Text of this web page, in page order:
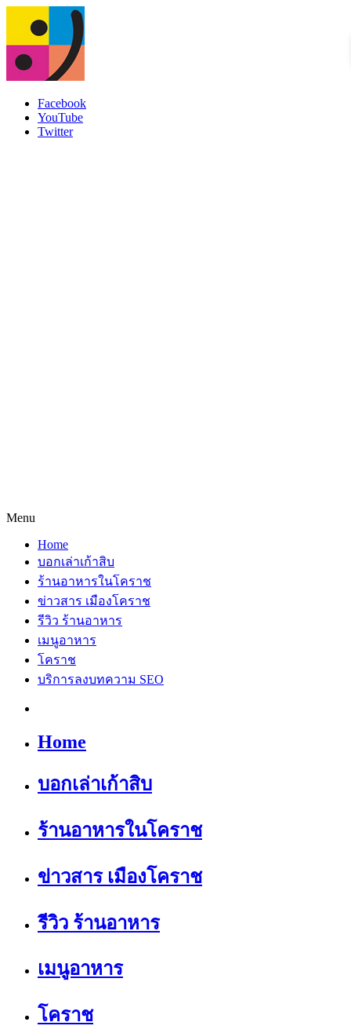
Facebook
YouTube
Twitter
Menu
Home
บอกเล่าเก้าสิบ
ร้านอาหารในโคราช
ข่าวสาร เมืองโคราช
รีวิว ร้านอาหาร
เมนูอาหาร
โคราช
บริการลงบทความ SEO
Home
บอกเล่าเก้าสิบ
ร้านอาหารในโคราช
ข่าวสาร เมืองโคราช
รีวิว ร้านอาหาร
เมนูอาหาร
โคราช